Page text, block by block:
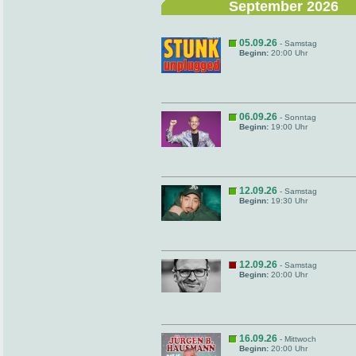
September 2026
05.09.26 - Samstag
Beginn: 20:00 Uhr
06.09.26 - Sonntag
Beginn: 19:00 Uhr
12.09.26 - Samstag
Beginn: 19:30 Uhr
12.09.26 - Samstag
Beginn: 20:00 Uhr
16.09.26 - Mittwoch
Beginn: 20:00 Uhr